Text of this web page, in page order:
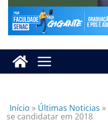
Início » Últimas Noticias »
se candidatar em 2018